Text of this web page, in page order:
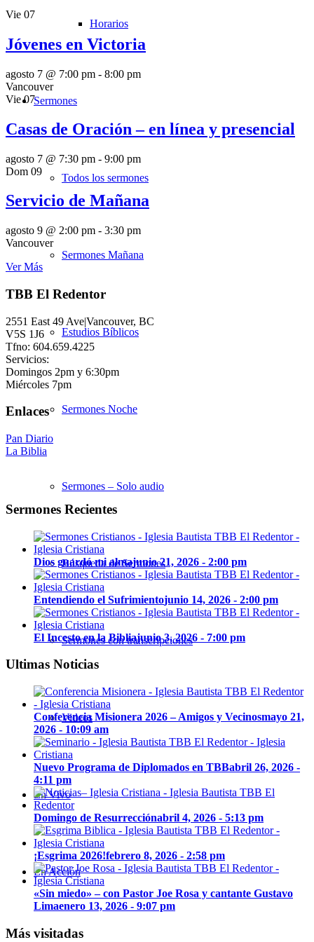
Horarios
Sermones
Todos los sermones
Sermones Mañana
Estudios Bíblicos
Sermones Noche
Sermones – Solo audio
Búsqueda de Sermones
Sermones con transcripciones
Videos
En Vivo
En Acción
Vie 07
Jóvenes en Victoria
agosto 7 @ 7:00 pm - 8:00 pm
Vancouver
Vie07
Casas de Oración – en línea y presencial
agosto 7 @ 7:30 pm - 9:00 pm
Dom 09
Servicio de Mañana
agosto 9 @ 2:00 pm - 3:30 pm
Vancouver
Ver Más
TBB El Redentor
2551 East 49 Ave|Vancouver, BC
V5S 1J6
Tfno: 604.659.4225
Servicios:
Domingos 2pm y 6:30pm
Miércoles 7pm
Enlaces
Pan Diario
La Biblia
Sermones Recientes
Dios guardó mi almajunio 21, 2026 - 2:00 pm
Entendiendo el Sufrimientojunio 14, 2026 - 2:00 pm
El Incesto en la Bibliajunio 3, 2026 - 7:00 pm
Ultimas Noticias
Conferencia Misionera 2026 – Amigos y Vecinosmayo 21,
2026 - 10:09 am
Nuevo Programa de Diplomados en TBBabril 26, 2026 -
4:11 pm
Domingo de Resurrecciónabril 4, 2026 - 5:13 pm
¡Esgrima 2026!febrero 8, 2026 - 2:58 pm
«Sin miedo» – con Pastor Joe Rosa y cantante Gustavo
Limaenero 13, 2026 - 9:07 pm
Más visitadas